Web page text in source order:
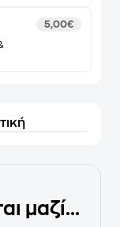
5,00€
μαζί...